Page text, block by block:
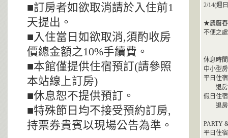
■訂房者如欲取消請於入住前1
天提出。
■入住當日如欲取消,須酌收房
價總金額之10%手續費。
■本館僅提供住宿預訂(請參照
本站線上訂房)
■休息恕不提供預訂。
■特殊節日均不接受預約訂房,
持票券貴賓以現場公告為準。
2/14(週
★農曆春
不便之
休息時
中小型
平日住
退房
假日住
退房
PARTY
平日住